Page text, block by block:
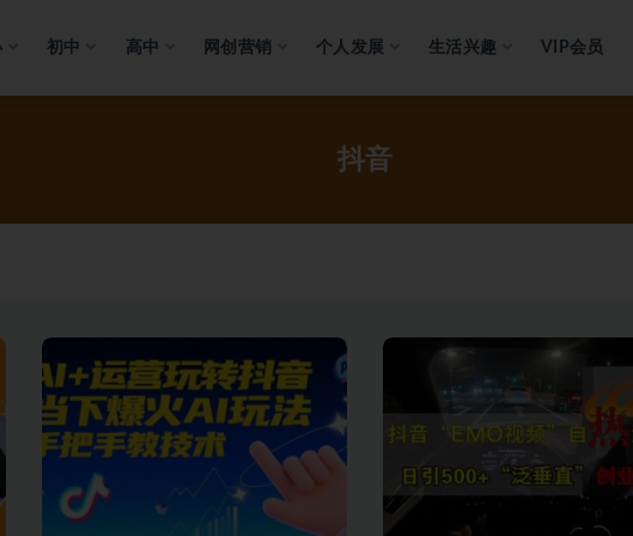
初中 高中 网创营销 个人发展 生活兴趣 VIP会员
抖音